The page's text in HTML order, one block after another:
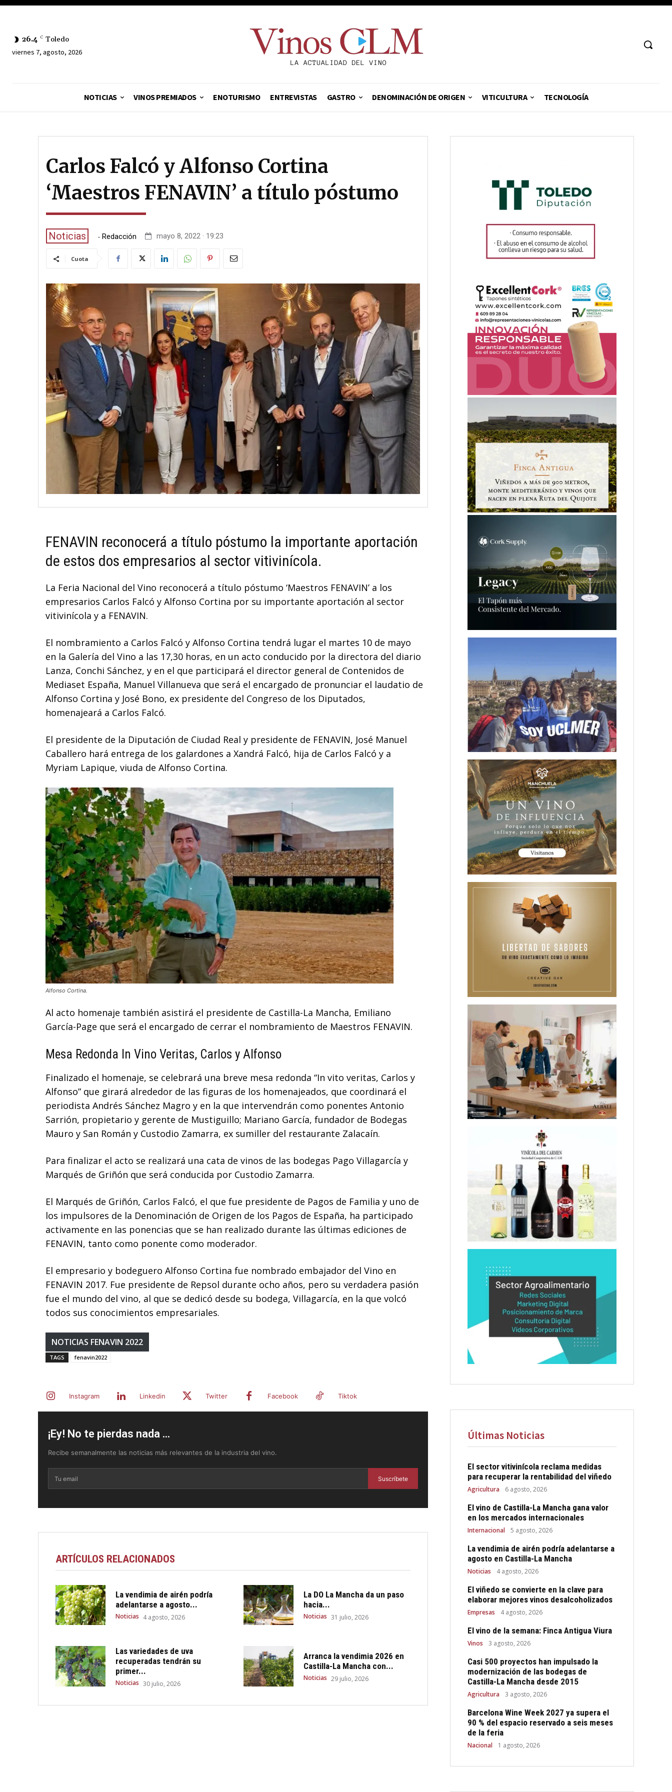
26.4 C Toledo
viernes 7, agosto, 2026
NOTICIAS VINOS PREMIADOS ENOTURISMO ENTREVISTAS GASTRO DENOMINACIÓN DE ORIGEN VITICULTURA TECNOLOGÍA
Carlos Falcó y Alfonso Cortina
‘Maestros FENAVIN’ a título póstumo
Noticias - Redacción mayo 8, 2022 · 19:23
Cuota
FENAVIN reconocerá a título póstumo la importante aportación
de estos dos empresarios al sector vitivinícola.
La Feria Nacional del Vino reconocerá a título póstumo ‘Maestros FENAVIN’ a los
empresarios Carlos Falcó y Alfonso Cortina por su importante aportación al sector
vitivinícola y a FENAVIN.
El nombramiento a Carlos Falcó y Alfonso Cortina tendrá lugar el martes 10 de mayo
en la Galería del Vino a las 17,30 horas, en un acto conducido por la directora del diario
Lanza, Conchi Sánchez, y en el que participará el director general de Contenidos de
Mediaset España, Manuel Villanueva que será el encargado de pronunciar el laudatio de
Alfonso Cortina y José Bono, ex presidente del Congreso de los Diputados,
homenajeará a Carlos Falcó.
El presidente de la Diputación de Ciudad Real y presidente de FENAVIN, José Manuel
Caballero hará entrega de los galardones a Xandrá Falcó, hija de Carlos Falcó y a
Myriam Lapique, viuda de Alfonso Cortina.
Alfonso Cortina.
Al acto homenaje también asistirá el presidente de Castilla-La Mancha, Emiliano
García-Page que será el encargado de cerrar el nombramiento de Maestros FENAVIN.
Mesa Redonda In Vino Veritas, Carlos y Alfonso
Finalizado el homenaje, se celebrará una breve mesa redonda “In vito veritas, Carlos y
Alfonso” que girará alrededor de las figuras de los homenajeados, que coordinará el
periodista Andrés Sánchez Magro y en la que intervendrán como ponentes Antonio
Sarrión, propietario y gerente de Mustiguillo; Mariano García, fundador de Bodegas
Mauro y San Román y Custodio Zamarra, ex sumiller del restaurante Zalacaín.
Para finalizar el acto se realizará una cata de vinos de las bodegas Pago Villagarcía y
Marqués de Griñón que será conducida por Custodio Zamarra.
El Marqués de Griñón, Carlos Falcó, el que fue presidente de Pagos de Familia y uno de
los impulsores de la Denominación de Origen de los Pagos de España, ha participado
activamente en las ponencias que se han realizado durante las últimas ediciones de
FENAVIN, tanto como ponente como moderador.
El empresario y bodeguero Alfonso Cortina fue nombrado embajador del Vino en
FENAVIN 2017. Fue presidente de Repsol durante ocho años, pero su verdadera pasión
fue el mundo del vino, al que se dedicó desde su bodega, Villagarcía, en la que volcó
todos sus conocimientos empresariales.
NOTICIAS FENAVIN 2022
TAGS fenavin2022
Instagram Linkedin Twitter Facebook Tiktok
¡Ey! No te pierdas nada ...
Recibe semanalmente las noticias más relevantes de la industria del vino.
Suscríbete
ARTÍCULOS RELACIONADOS
La vendimia de airén podría
adelantarse a agosto...
Noticias 4 agosto, 2026
La DO La Mancha da un paso
hacia...
Noticias 31 julio, 2026
Las variedades de uva
recuperadas tendrán su
primer...
Noticias 30 julio, 2026
Arranca la vendimia 2026 en
Castilla-La Mancha con...
Noticias 29 julio, 2026
Últimas Noticias
El sector vitivinícola reclama medidas
para recuperar la rentabilidad del viñedo
Agricultura 6 agosto, 2026
El vino de Castilla-La Mancha gana valor
en los mercados internacionales
Internacional 5 agosto, 2026
La vendimia de airén podría adelantarse a
agosto en Castilla-La Mancha
Noticias 4 agosto, 2026
El viñedo se convierte en la clave para
elaborar mejores vinos desalcoholizados
Empresas 4 agosto, 2026
El vino de la semana: Finca Antigua Viura
Vinos 3 agosto, 2026
Casi 500 proyectos han impulsado la
modernización de las bodegas de
Castilla-La Mancha desde 2015
Agricultura 3 agosto, 2026
Barcelona Wine Week 2027 ya supera el
90 % del espacio reservado a seis meses
de la feria
Nacional 1 agosto, 2026